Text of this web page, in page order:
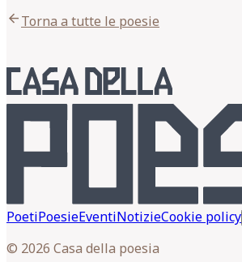
arrow_backTorna a tutte le poesie
PoetiPoesieEventiNotizieCookie policy
© 2026 Casa della poesia